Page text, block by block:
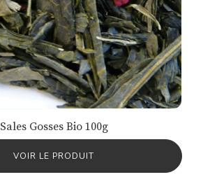
Sales Gosses Bio 100g
VOIR LE PRODUIT